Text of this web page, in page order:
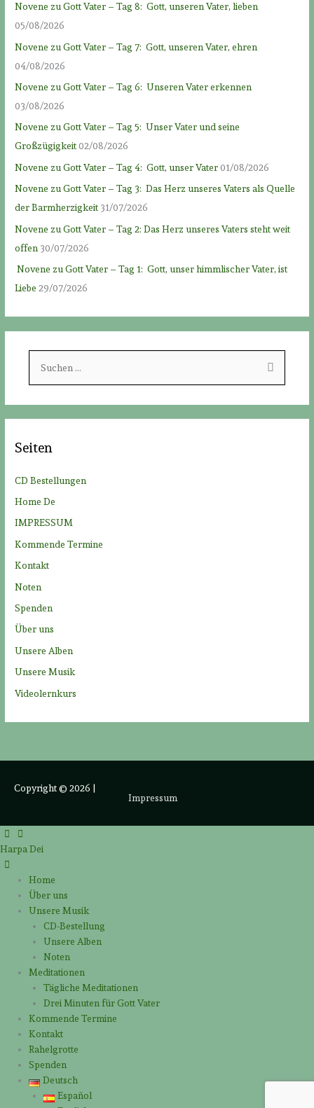
Novene zu Gott Vater – Tag 8: Gott, unseren Vater, lieben
05/08/2026
Novene zu Gott Vater – Tag 7: Gott, unseren Vater, ehren
04/08/2026
Novene zu Gott Vater – Tag 6: Unseren Vater erkennen
03/08/2026
Novene zu Gott Vater – Tag 5: Unser Vater und seine
Großzügigkeit02/08/2026
Novene zu Gott Vater – Tag 4: Gott, unser Vater01/08/2026
Novene zu Gott Vater – Tag 3: Das Herz unseres Vaters als Quelle
der Barmherzigkeit 31/07/2026
Novene zu Gott Vater – Tag 2: Das Herz unseres Vaters steht weit
offen 30/07/2026
Novene zu Gott Vater – Tag 1: Gott, unser himmlischer Vater, ist
Liebe 29/07/2026
h
n
h
:
Seiten
CD Bestellungen
Home De
IMPRESSUM
Kommende Termine
Kontakt
Noten
Spenden
Über uns
Unsere Alben
Unsere Musik
Videolernkurs
Copyright © 2026 |
Impressum
Harpa Dei
Home
Über uns
Unsere Musik
CD-Bestellung
Unsere Alben
Noten
Meditationen
Tägliche Meditationen
Drei Minuten für Gott Vater
Kommende Termine
Kontakt
Rahelgrotte
Spenden
Deutsch
Español